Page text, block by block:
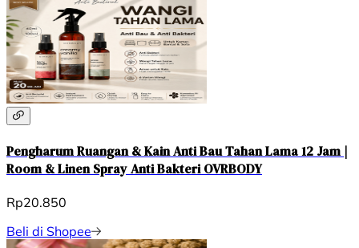
Pengharum Ruangan & Kain Anti Bau Tahan Lama 12 Jam |
Room & Linen Spray Anti Bakteri OVRBODY
Rp20.850
Beli di Shopee